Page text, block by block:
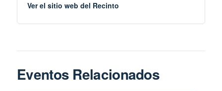
Ver el sitio web del Recinto
Eventos Relacionados